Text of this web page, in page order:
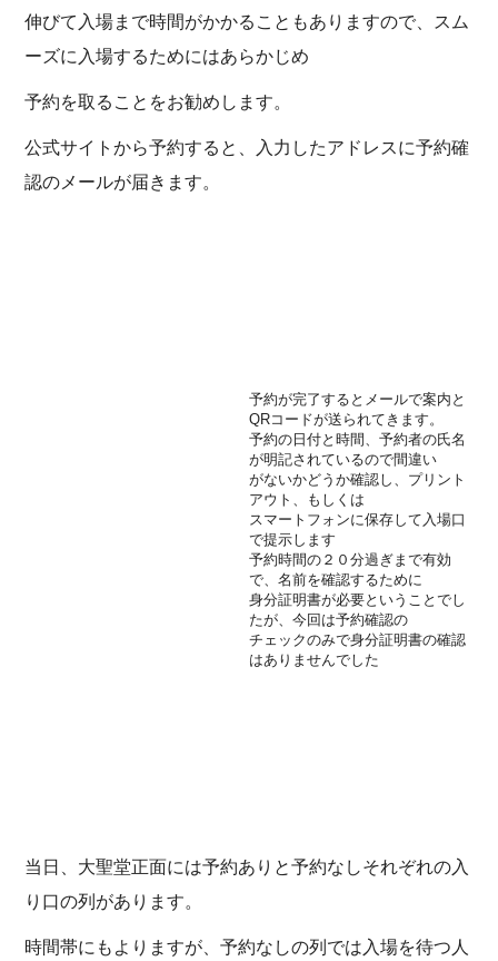
伸びて入場まで時間がかかることもありますので、スム
ーズに入場するためにはあらかじめ
予約を取ることをお勧めします。
公式サイトから予約すると、入力したアドレスに予約確
認のメールが届きます。
予約が完了するとメールで案内と
QRコードが送られてきます。
予約の日付と時間、予約者の氏名
が明記されているので間違い
がないかどうか確認し、プリント
アウト、もしくは
スマートフォンに保存して入場口
で提示します
予約時間の２０分過ぎまで有効
で、名前を確認するために
身分証明書が必要ということでし
たが、今回は予約確認の
チェックのみで身分証明書の確認
はありませんでした
当日、大聖堂正面には予約ありと予約なしそれぞれの入
り口の列があります。
時間帯にもよりますが、予約なしの列では入場を待つ人